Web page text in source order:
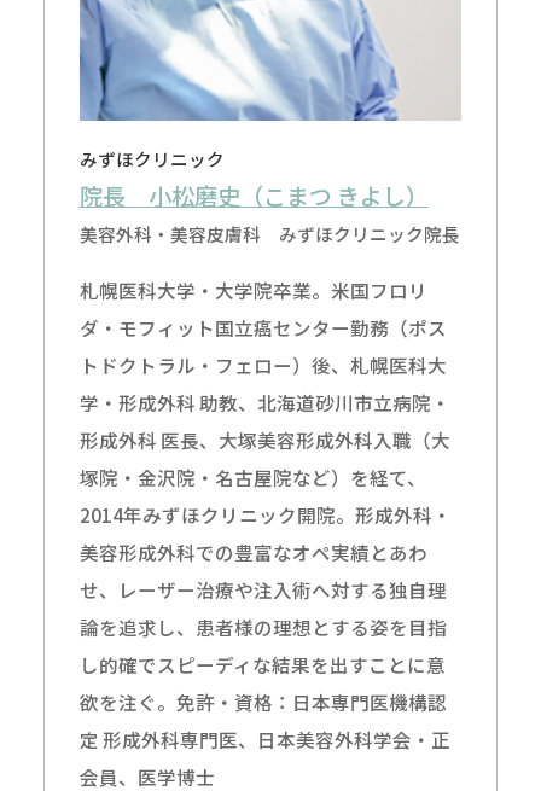
みずほクリニック
院長 小松磨史（こまつ きよし）
美容外科・美容皮膚科 みずほクリニック院長
札幌医科大学・大学院卒業。米国フロリ
ダ・モフィット国立癌センター勤務（ポス
トドクトラル・フェロー）後、札幌医科大
学・形成外科 助教、北海道砂川市立病院・
形成外科 医長、大塚美容形成外科入職（大
塚院・金沢院・名古屋院など）を経て、
2014年みずほクリニック開院。形成外科・
美容形成外科での豊富なオペ実績とあわ
せ、レーザー治療や注入術へ対する独自理
論を追求し、患者様の理想とする姿を目指
し的確でスピーディな結果を出すことに意
欲を注ぐ。免許・資格：日本専門医機構認
定 形成外科専門医、日本美容外科学会・正
会員、医学博士